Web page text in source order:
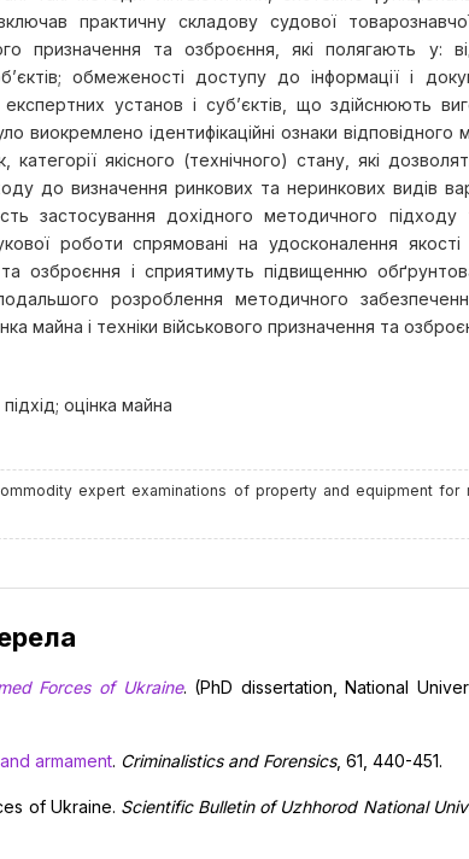
практичну складову судової
призначення та озброєння, які полягають у:
обмеженості доступу до інформації і
експертних установ і суб’єктів, що здійснюють
ідентифікаційні ознаки відповідного
якісного (технічного) стану, які
до визначення ринкових та неринкових видів
застосування дохідного методичного
роботи спрямовані на удосконалення якості
озброєння і сприятимуть підвищенню
розроблення методичного
майна і техніки військового призначення та
оцінка майна
expert examinations of property and equipment for
Forces of Ukraine. (PhD dissertation, National
armament. Criminalistics and Forensics, 61, 440-451.
of Ukraine. Scientific Bulletin of Uzhhorod National